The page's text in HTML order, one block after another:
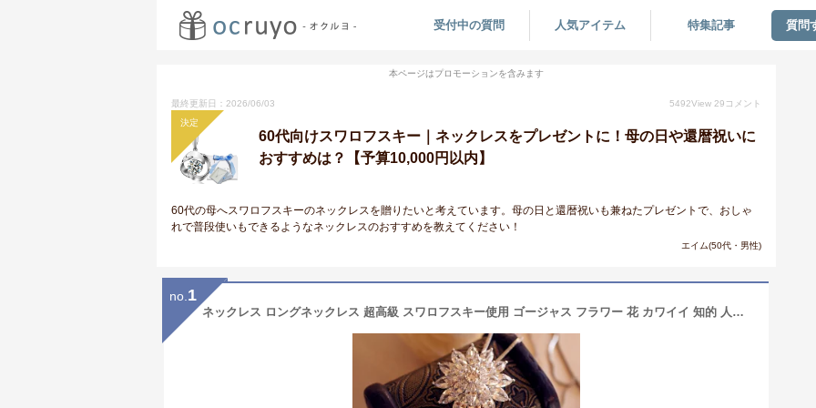
受付中の質問 人気アイテム 特集記事 質問
本ページはプロモーションを含みます
最終更新日：2026/06/03 5492View 29 コメント
決定
60代向けスワロフスキー｜ネックレスをプレゼントに！母の日や還暦祝いに
おすすめは？【予算10,000円以内】
60代の母へスワロフスキーのネックレスを贈りたいと考えています。母の日と還暦祝いも兼ねたプレゼントで、おしゃ
れで普段使いもできるようなネックレスのおすすめを教えてください！
エイム(50代・男性)
no. 1
ネックレス ロングネックレス 超高級 スワロフスキー使用 ゴージャス フラワー 花 カワイイ 知的 人気 おしゃれ ギフト 記念日 自分へのご褒美 結婚式 パーティー 綺麗 大人可愛い 女性 ジュエリー アクセサリー ジュジュルナ jujuluna